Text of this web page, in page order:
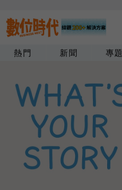
熱門 新聞 專題